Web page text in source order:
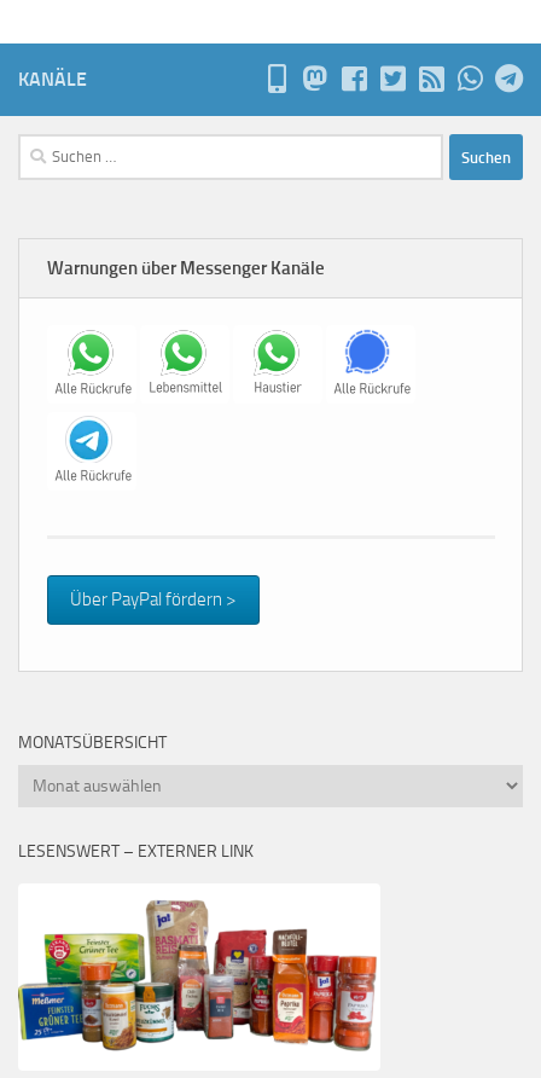
KANÄLE
Suchen
nach:
Warnungen über Messenger Kanäle
Über PayPal fördern >
MONATSÜBERSICHT
Monatsübersicht
LESENSWERT – EXTERNER LINK